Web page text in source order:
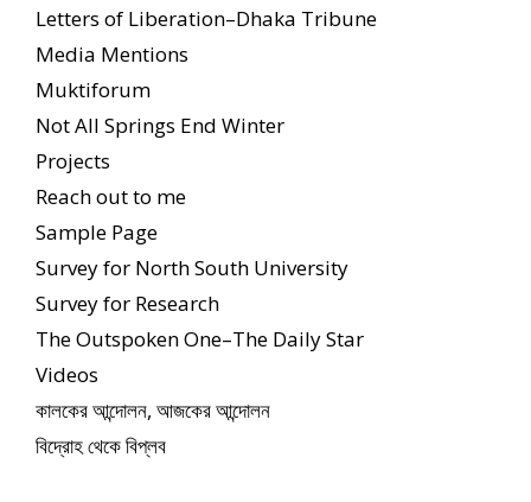
Letters of Liberation–Dhaka Tribune
Media Mentions
Muktiforum
Not All Springs End Winter
Projects
Reach out to me
Sample Page
Survey for North South University
Survey for Research
The Outspoken One–The Daily Star
Videos
কালকের আন্দোলন, আজকের আন্দোলন
বিদ্রোহ থেকে বিপ্লব